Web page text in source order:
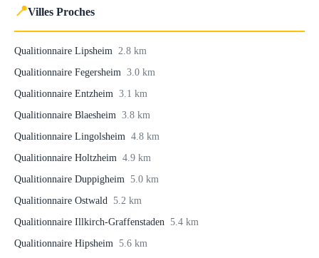
📍Villes Proches
Qualitionnaire Lipsheim 2.8 km
Qualitionnaire Fegersheim 3.0 km
Qualitionnaire Entzheim 3.1 km
Qualitionnaire Blaesheim 3.8 km
Qualitionnaire Lingolsheim 4.8 km
Qualitionnaire Holtzheim 4.9 km
Qualitionnaire Duppigheim 5.0 km
Qualitionnaire Ostwald 5.2 km
Qualitionnaire Illkirch-Graffenstaden 5.4 km
Qualitionnaire Hipsheim 5.6 km